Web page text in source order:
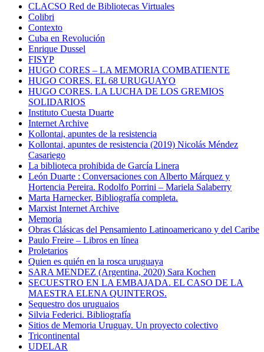
CLACSO Red de Bibliotecas Virtuales
Colibri
Contexto
Cuba en Revolución
Enrique Dussel
FISYP
HUGO CORES – LA MEMORIA COMBATIENTE
HUGO CORES. EL 68 URUGUAYO
HUGO CORES. LA LUCHA DE LOS GREMIOS
SOLIDARIOS
Instituto Cuesta Duarte
Internet Archive
Kollontai, apuntes de la resistencia
Kollontai, apuntes de resistencia (2019) Nicolás Méndez
Casariego
La biblioteca prohibida de García Linera
León Duarte : Conversaciones con Alberto Márquez y
Hortencia Pereira. Rodolfo Porrini – Mariela Salaberry
Marta Harnecker, Bibliografía completa.
Marxist Internet Archive
Memoria
Obras Clásicas del Pensamiento Latinoamericano y del Caribe
Paulo Freire – Libros en línea
Proletarios
Quien es quién en la rosca uruguaya
SARA MENDEZ (Argentina, 2020) Sara Kochen
SECUESTRO EN LA EMBAJADA. EL CASO DE LA
MAESTRA ELENA QUINTEROS.
Sequestro dos uruguaios
Silvia Federici. Bibliografía
Sitios de Memoria Uruguay. Un proyecto colectivo
Tricontinental
UDELAR